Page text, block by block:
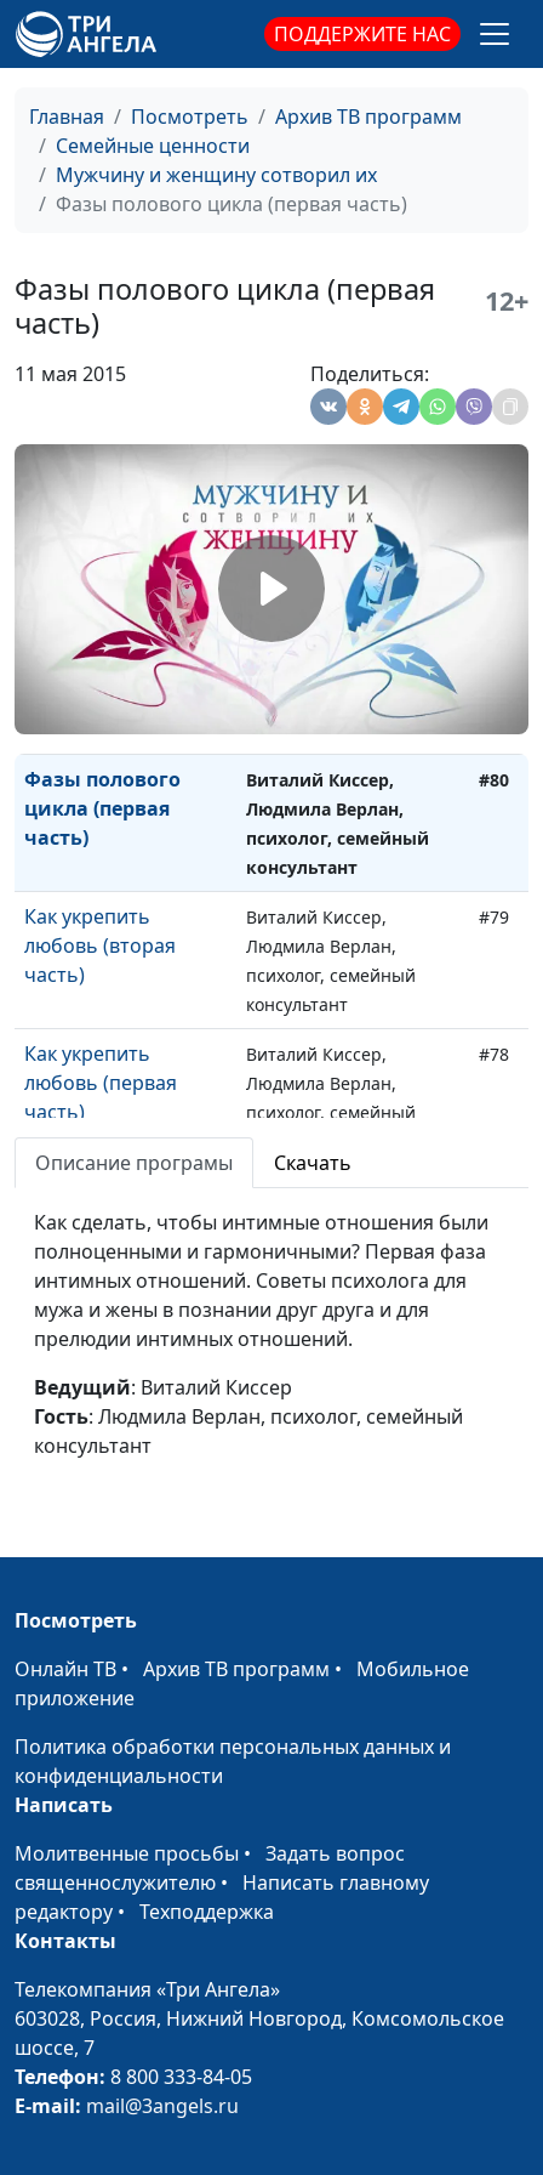
ПОДДЕРЖИТЕ НАС
Главная Посмотреть
Архив ТВ программ
Семейные ценности
Мужчину и женщину сотворил их
Фазы полового цикла (первая часть)
Фазы полового цикла (первая
часть)
12+
11 мая 2015 Поделиться:
часть)
психолог, семейный
консультант
импотенции (первая
часть)
Людмила Верлан,
психолог, семейный
консультант
(вторая часть)
психолог, семейный
Преодоление
Виталий Киссер,
Людмила Верлан,
психолог, семейный
интимной жизни
Виталий Киссер,
Людмила Верлан,
психолог, семейный
консультант
Фазы полового
цикла (вторая часть)
Виталий Киссер,
Людмила Верлан,
психолог, семейный
консультант
Фазы полового
цикла (первая
часть)
Виталий Киссер,
Людмила Верлан,
психолог, семейный
консультант
#80
Как укрепить
любовь (вторая
часть)
Виталий Киссер,
Людмила Верлан,
психолог, семейный
консультант
#79
Как укрепить
любовь (первая
часть)
Виталий Киссер,
Людмила Верлан,
психолог, семейный
консультант
#78
привычка (третья
часть)
Виталий Киссер,
Людмила Верлан,
психолог, семейный
консультант
#77
Любовь или
привычка (вторая
часть)
Виталий Киссер,
психолог, семейный
консультант
Любовь или
консультант
отношений (третья
часть)
психолог, семейный
В раю интимных
отношений (вторая
часть)
Виталий Киссер,
В раю интимных
отношений (первая
часть)
Виталий Киссер,
Людмила Верлан,
Секс.
Положительные и
отрицательные
стороны (третья
Виталий Киссер,
психолог, семейный
#71
Описание програмы Скачать
Как сделать, чтобы интимные отношения были
полноценными и гармоничными? Первая фаза
интимных отношений. Советы психолога для
мужа и жены в познании друг друга и для
прелюдии интимных отношений.
Ведущий: Виталий Киссер
Гость: Людмила Верлан, психолог, семейный
консультант
Посмотреть
Онлайн ТВ • Архив ТВ программ • Мобильное
приложение
Политика обработки персональных данных и
конфиденциальности
Написать
Молитвенные просьбы • Задать вопрос
священнослужителю • Написать главному
редактору • Техподдержка
Контакты
Телекомпания «Три Ангела»
603028, Россия, Нижний Новгород, Комсомольское
шоссе, 7
Телефон: 8 800 333-84-05
E-mail: mail@3angels.ru